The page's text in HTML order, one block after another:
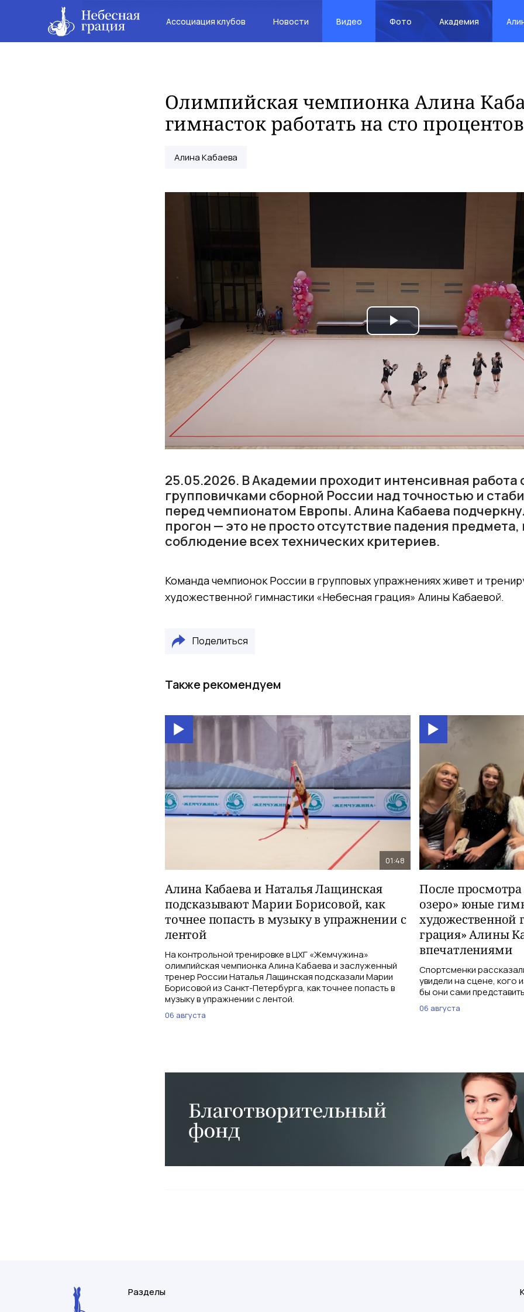
Ассоциация клубов Новости Видео Фото Академия
Олимпийская чемпионка Алина
гимнасток работать на сто процентов
Алина Кабаева
Play
Video
25.05.2026. В Академии проходит интенсивная работа
групповичками сборной России над точностью и
перед чемпионатом Европы. Алина Кабаева
прогон — это не просто отсутствие падения предмета,
соблюдение всех технических критериев.
Команда чемпионок России в групповых упражнениях живет и
художественной гимнастики «Небесная грация» Алины Кабаевой.
Поделиться
Также рекомендуем
01:48
Алина Кабаева и Наталья Лащинская
подсказывают Марии Борисовой, как
точнее попасть в музыку в упражнении с
лентой
На контрольной тренировке в ЦХГ «Жемчужина»
олимпийская чемпионка Алина Кабаева и заслуженный
тренер России Наталья Лащинская подсказали Марии
Борисовой из Санкт-Петербурга, как точнее попасть в
музыку в упражнении с лентой.
06 августа
После просмотра
озеро» юные
художественной
грация» Алины
впечатлениями
Спортсменки
увидели на сцене, кого
бы они сами
06 августа
Разделы